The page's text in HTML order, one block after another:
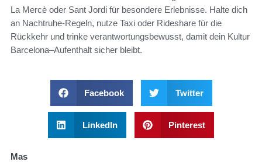
La Mercè oder Sant Jordi für besondere Erlebnisse. Halte dich
an Nachtruhe-Regeln, nutze Taxi oder Rideshare für die
Rückkehr und trinke verantwortungsbewusst, damit dein Kultur
Barcelona–Aufenthalt sicher bleibt.
Facebook Twitter
LinkedIn Pinterest
Mas